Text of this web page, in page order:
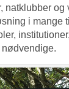
natklubber
i mange